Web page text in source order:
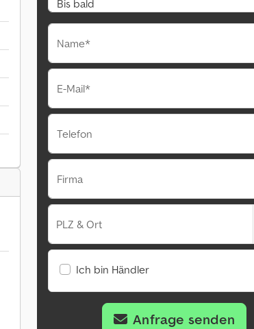
Name*
E-Mail*
Telefon
Firma
PLZ & Ort
Ich bin Händler
Anfrage senden